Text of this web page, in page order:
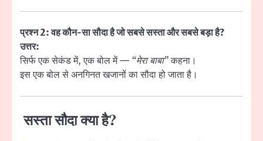
प्रश्न 2: वह कौन-सा सौदा है जो सबसे सस्ता और सबसे बड़ा है?
उत्तर:
सिर्फ एक सेकंड में, एक बोल में — “मेरा बाबा”कहना।
इस एक बोल से अनगिनत खजानों का सौदा हो जाता है।
सस्ता सौदा क्या है?